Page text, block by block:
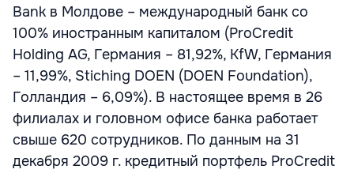
Bank в Молдове – международный банк со
100% иностранным капиталом (ProCredit
Holding AG, Германия – 81,92%, KfW, Германия
– 11,99%, Stiching DOEN (DOEN Foundation),
Голландия – 6,09%). В настоящее время в 26
филиалах и головном офисе банка работает
свыше 620 сотрудников. По данным на 31
декабря 2009 г. кредитный портфель ProCredit